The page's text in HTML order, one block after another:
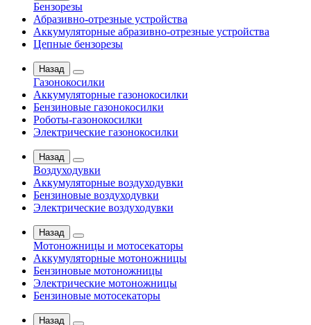
Бензорезы
Абразивно-отрезные устройства
Аккумуляторные абразивно-отрезные устройства
Цепные бензорезы
Назад
Газонокосилки
Аккумуляторные газонокосилки
Бензиновые газонокосилки
Роботы-газонокосилки
Электрические газонокосилки
Назад
Воздуходувки
Аккумуляторные воздуходувки
Бензиновые воздуходувки
Электрические воздуходувки
Назад
Мотоножницы и мотосекаторы
Аккумуляторные мотоножницы
Бензиновые мотоножницы
Электрические мотоножницы
Бензиновые мотосекаторы
Назад